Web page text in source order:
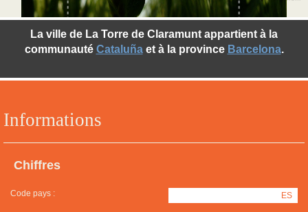
Informations
Chiffres
Code pays : ES
La ville de La Torre de Claramunt appartient à la
communauté Cataluñaet à la province Barcelona.